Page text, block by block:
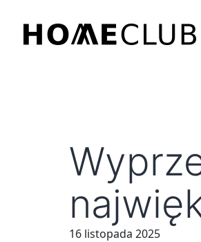
treści
16 listopada 2025